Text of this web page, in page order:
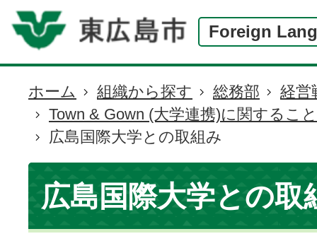
Foreign
現
在
の
位
ホーム 組織から探す 総務部
経営
Town & Gown (大学連携)に関すること
広島国際大学との取組み
広島国際大学との取